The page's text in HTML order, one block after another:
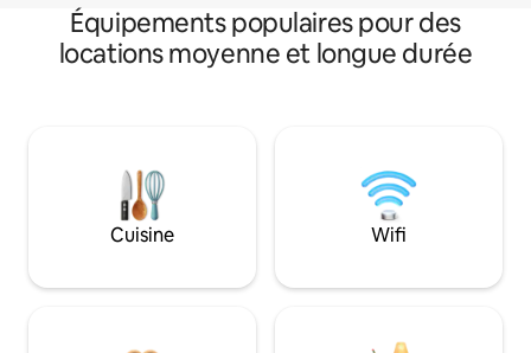
Équipements populaires pour des
locations moyenne et longue durée
Cuisine Wifi